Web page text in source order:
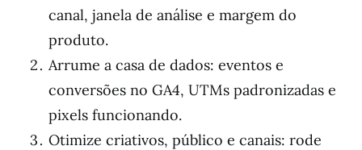
canal, janela de análise e margem do
produto.
Arrume a casa de dados: eventos e
conversões no GA4, UTMs padronizadas e
pixels funcionando.
Otimize criativos, público e canais: rode